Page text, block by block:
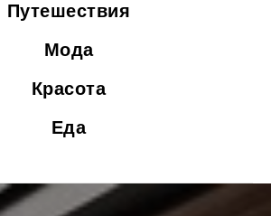
Путешествия
Мода
Красота
Еда